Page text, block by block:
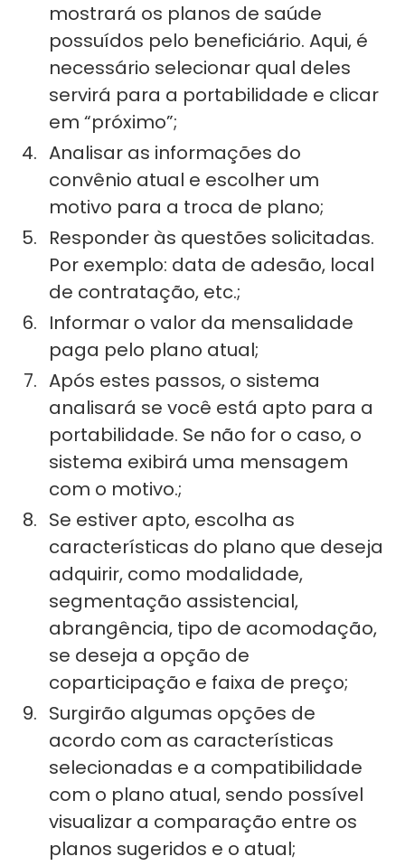
mostrará os planos de saúde
possuídos pelo beneficiário. Aqui, é
necessário selecionar qual deles
servirá para a portabilidade e clicar
em “próximo”;
Analisar as informações do
convênio atual e escolher um
motivo para a troca de plano;
Responder às questões solicitadas.
Por exemplo: data de adesão, local
de contratação, etc.;
Informar o valor da mensalidade
paga pelo plano atual;
Após estes passos, o sistema
analisará se você está apto para a
portabilidade. Se não for o caso, o
sistema exibirá uma mensagem
com o motivo.;
Se estiver apto, escolha as
características do plano que deseja
adquirir, como modalidade,
segmentação assistencial,
abrangência, tipo de acomodação,
se deseja a opção de
coparticipação e faixa de preço;
Surgirão algumas opções de
acordo com as características
selecionadas e a compatibilidade
com o plano atual, sendo possível
visualizar a comparação entre os
planos sugeridos e o atual;